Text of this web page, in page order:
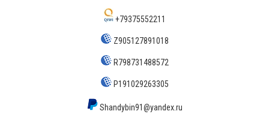
+79375552211
Z905127891018
R798731488572
P191029263305
Shandybin91@yandex.ru